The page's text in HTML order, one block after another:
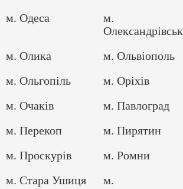
м. Одеса
м.
Олександрівськ
м. Олика
м. Ольвіополь
м. Ольгопіль
м. Оріхів
м. Очаків
м. Павлоград
м. Перекоп
м. Пирятин
м. Проскурів
м. Ромни
м. Стара Ушиця
м.